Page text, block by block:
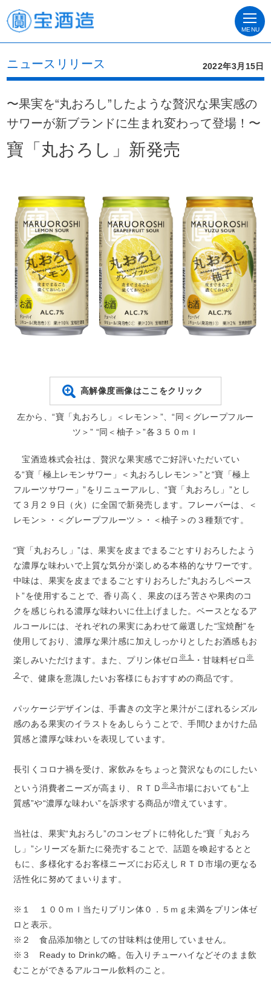
MENU
ニュースリリース 2022年3月15日
〜果実を“丸おろし”したような贅沢な果実感の
サワーが新ブランドに生まれ変わって登場！〜
寶「丸おろし」新発売
高解像度画像はここをクリック
左から、“寶「丸おろし」＜レモン＞”、“同＜グレープフルー
ツ＞” “同＜柚子＞”各３５０ｍｌ
宝酒造株式会社は、贅沢な果実感でご好評いただいてい
る“寶「極上レモンサワー」＜丸おろしレモン＞”と“寶「極上
フルーツサワー」”をリニューアルし、“寶「丸おろし」”とし
て３月２９日（火）に全国で新発売します。フレーバーは、＜
レモン＞・＜グレープフルーツ＞・＜柚子＞の３種類です。
“寶「丸おろし」”は、果実を皮までまるごとすりおろしたよう
な濃厚な味わいで上質な気分が楽しめる本格的なサワーです。
中味は、果実を皮までまるごとすりおろした“丸おろしペース
ト”を使用することで、香り高く、果皮のほろ苦さや果肉のコ
クを感じられる濃厚な味わいに仕上げました。ベースとなるア
ルコールには、それぞれの果実にあわせて厳選した“宝焼酎”を
使用しており、濃厚な果汁感に加えしっかりとしたお酒感もお
楽しみいただけます。また、プリン体ゼロ※１ ・甘味料ゼロ※
２ で、健康を意識したいお客様にもおすすめの商品です。
パッケージデザインは、手書きの文字と果汁がこぼれるシズル
感のある果実のイラストをあしらうことで、手間ひまかけた品
質感と濃厚な味わいを表現しています。
長引くコロナ禍を受け、家飲みをちょっと贅沢なものにしたい
という消費者ニーズが高まり、ＲＴＤ ※３ 市場においても“上
質感”や“濃厚な味わい”を訴求する商品が増えています。
当社は、果実“丸おろし”のコンセプトに特化した“寶「丸おろ
し」”シリーズを新たに発売することで、話題を喚起するとと
もに、多様化するお客様ニーズにお応えしＲＴＤ市場の更なる
活性化に努めてまいります。
※１ １００ｍｌ当たりプリン体０．５ｍｇ未満をプリン体ゼ
ロと表示。
※２ 食品添加物としての甘味料は使用していません。
※３ Ready to Drinkの略。缶入りチューハイなどそのまま飲
むことができるアルコール飲料のこと。